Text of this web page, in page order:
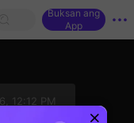
Buksan ang
App
12:12 PM